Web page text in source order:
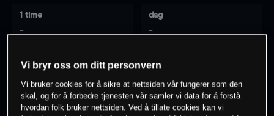
1 time
-
dag
-
7 dager
-
30 dager
-
Vi bryr oss om ditt personvern
Vi bruker cookies for å sikre at nettsiden vår fungerer som den
skal, og for å forbedre tjenesten vår samler vi data for å forstå
hvordan folk bruker nettsiden. Ved å tillate cookies kan vi